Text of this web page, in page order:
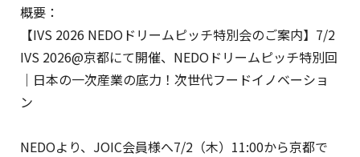
概要：
【IVS 2026 NEDOドリームピッチ特別会のご案内】7/2
IVS 2026@京都にて開催、NEDOドリームピッチ特別回
｜日本の一次産業の底力！次世代フードイノベーショ
ン
NEDOより、JOIC会員様へ7/2（木）11:00から京都で